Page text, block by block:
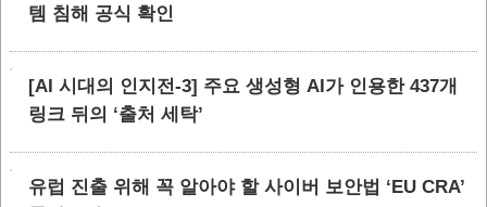
템 침해 공식 확인
[AI 시대의 인지전-3] 주요 생성형 AI가 인용한 437개
링크 뒤의 ‘출처 세탁’
유럽 진출 위해 꼭 알아야 할 사이버 보안법 ‘EU CRA’